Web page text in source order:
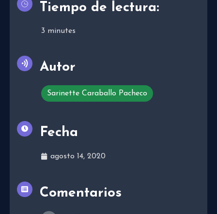
Tiempo de lectura:
3 minutes
Autor
Sarinette Caraballo Pacheco
Fecha
agosto 14, 2020
Comentarios